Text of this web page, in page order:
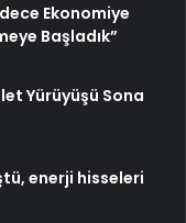
Ekonomiye
Başladık”
Yürüyüşü Sona
enerji hisseleri